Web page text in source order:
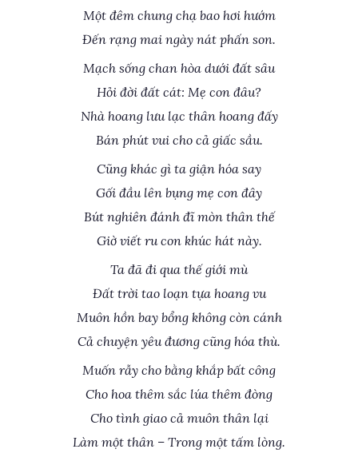
Một đêm chung chạ bao hơi hướm
Đến rạng mai ngày nát phấn son.
Mạch sống chan hòa dưới đất sâu
Hỏi đời đất cát: Mẹ con đâu?
Nhà hoang lưu lạc thân hoang đấy
Bán phút vui cho cả giấc sầu.
Cũng khác gì ta giận hóa say
Gối đầu lên bụng mẹ con đây
Bút nghiên đánh đĩ mòn thân thế
Giờ viết ru con khúc hát này.
Ta đã đi qua thế giới mù
Đất trời tao loạn tựa hoang vu
Muôn hồn bay bổng không còn cánh
Cả chuyện yêu đương cũng hóa thù.
Muốn rẫy cho bằng khắp bất công
Cho hoa thêm sắc lúa thêm đòng
Cho tình giao cả muôn thân lại
Làm một thân – Trong một tấm lòng.